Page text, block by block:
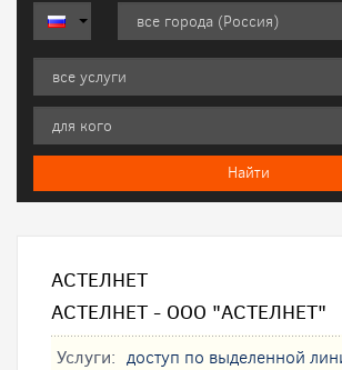
АСТЕЛНЕТ
АСТЕЛНЕТ - ООО "АСТЕЛНЕТ"
Услуги: доступ по выделенной